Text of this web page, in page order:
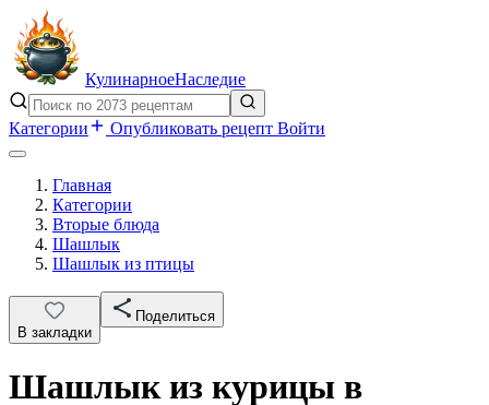
КулинарноеНаследие
Категории Опубликовать рецепт Войти
Главная
Категории
Вторые блюда
Шашлык
Шашлык из птицы
В закладки
Поделиться
Шашлык из курицы в